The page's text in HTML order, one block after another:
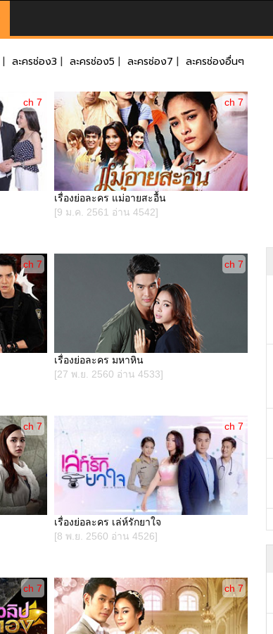
|ละครช่อง3 |ละครช่อง5 |ละครช่อง7 |ละครช่องอื่นๆ
ch 7
เรื่องย่อละคร แม่อายสะอื้น
[9 ม.ค. 2561 อ่าน 4542]
ch 7
ch 7
เรื่องย่อละคร มหาหิน
[27 พ.ย. 2560 อ่าน 4533]
ch 7
ch 7
เรื่องย่อละคร เล่ห์รักยาใจ
[8 พ.ย. 2560 อ่าน 4526]
ch 7
ch 7 ch 7